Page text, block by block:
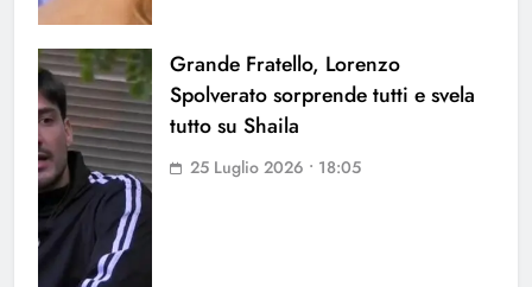
Grande Fratello, Lorenzo
Spolverato sorprende tutti e svela
tutto su Shaila
25 Luglio 2026 • 18:05